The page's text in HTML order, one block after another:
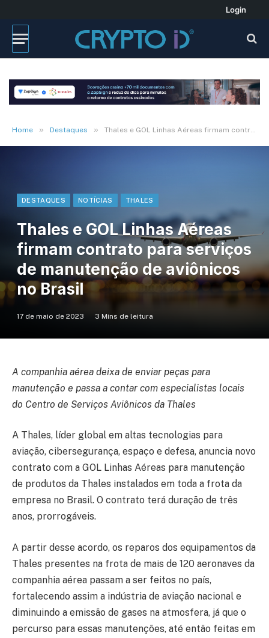
Login
Home » Destaques » Thales e GOL Linhas Aéreas firmam contrato para serviços de manutenção de aviônicos no Brasil
DESTAQUES NOTÍCIAS THALES
Thales e GOL Linhas Aéreas
firmam contrato para serviços
de manutenção de aviônicos
no Brasil
17 de maio de 2023 3 Mins de leitura
A companhia aérea deixa de enviar peças para
manutenção e passa a contar com especialistas locais
do Centro de Serviços Aviônicos da Thales
A Thales, líder global em altas tecnologias para
aviação, cibersegurança, espaço e defesa, anuncia novo
contrato com a GOL Linhas Aéreas para manutenção
de produtos da Thales instalados em toda a frota da
empresa no Brasil. O contrato terá duração de três
anos, prorrogáveis.
A partir desse acordo, os reparos dos equipamentos da
Thales presentes na frota de mais de 120 aeronaves da
companhia aérea passam a ser feitos no país,
fortalecendo assim a indústria de aviação nacional e
diminuindo a emissão de gases na atmosfera, já que o
percurso para essas manutenções, até então feitas em